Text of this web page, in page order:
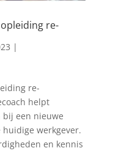
re-
|
re-
helpt
een nieuwe
werkgever.
en kennis